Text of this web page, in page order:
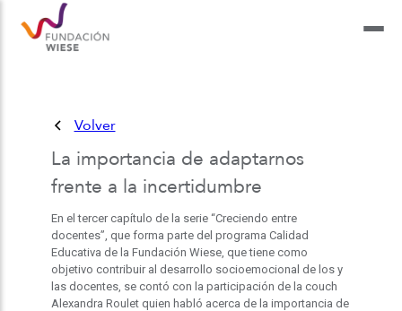
Volver
La importancia de adaptarnos
frente a la incertidumbre
En el tercer capítulo de la serie “Creciendo entre
docentes”, que forma parte del programa Calidad
Educativa de la Fundación Wiese, que tiene como
objetivo contribuir al desarrollo socioemocional de los y
las docentes, se contó con la participación de la couch
Alexandra Roulet quien habló acerca de la importancia de